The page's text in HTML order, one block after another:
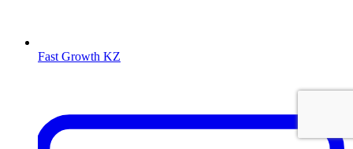
Fast Growth KZ